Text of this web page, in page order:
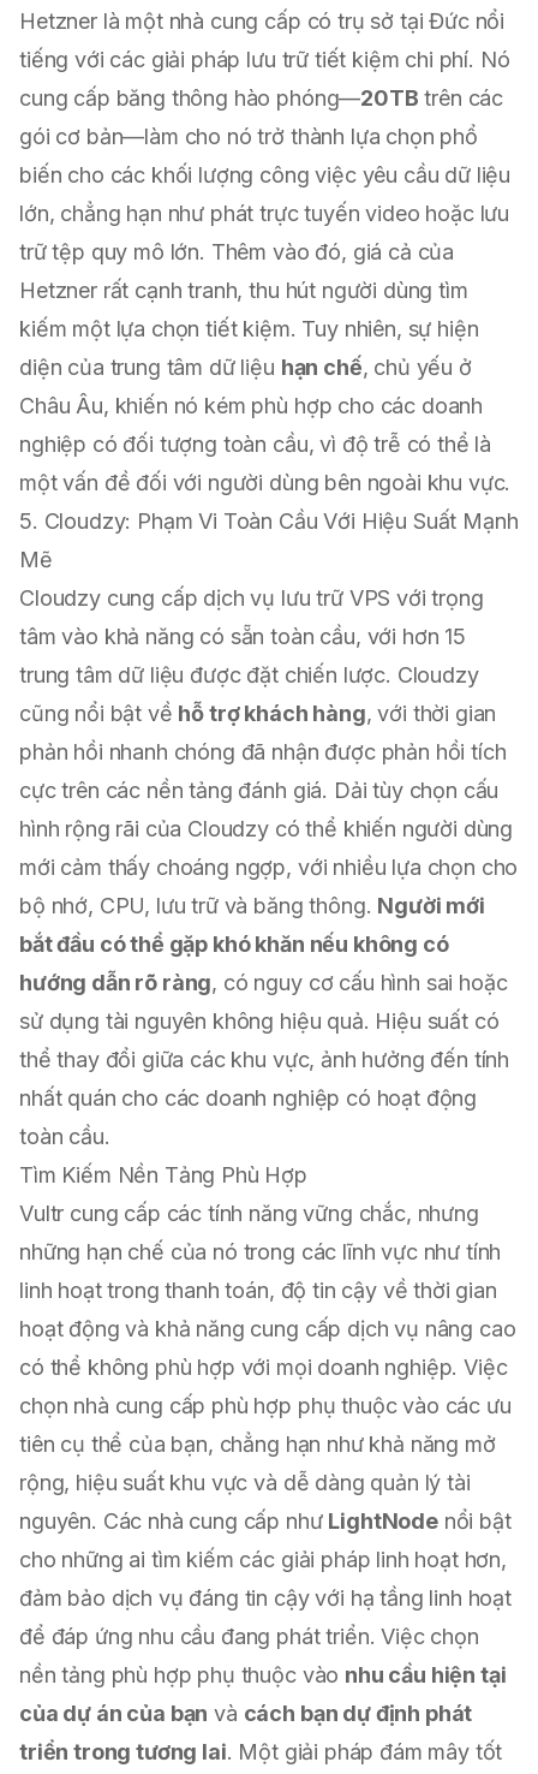
Hetzner là một nhà cung cấp có trụ sở tại Đức nổi
tiếng với các giải pháp lưu trữ tiết kiệm chi phí. Nó
cung cấp băng thông hào phóng—20TB trên các
gói cơ bản—làm cho nó trở thành lựa chọn phổ
biến cho các khối lượng công việc yêu cầu dữ liệu
lớn, chẳng hạn như phát trực tuyến video hoặc lưu
trữ tệp quy mô lớn. Thêm vào đó, giá cả của
Hetzner rất cạnh tranh, thu hút người dùng tìm
kiếm một lựa chọn tiết kiệm. Tuy nhiên, sự hiện
diện của trung tâm dữ liệu hạn chế, chủ yếu ở
Châu Âu, khiến nó kém phù hợp cho các doanh
nghiệp có đối tượng toàn cầu, vì độ trễ có thể là
một vấn đề đối với người dùng bên ngoài khu vực.
5. Cloudzy: Phạm Vi Toàn Cầu Với Hiệu Suất Mạnh
Mẽ
Cloudzy cung cấp dịch vụ lưu trữ VPS với trọng
tâm vào khả năng có sẵn toàn cầu, với hơn 15
trung tâm dữ liệu được đặt chiến lược. Cloudzy
cũng nổi bật về hỗ trợ khách hàng, với thời gian
phản hồi nhanh chóng đã nhận được phản hồi tích
cực trên các nền tảng đánh giá. Dải tùy chọn cấu
hình rộng rãi của Cloudzy có thể khiến người dùng
mới cảm thấy choáng ngợp, với nhiều lựa chọn cho
bộ nhớ, CPU, lưu trữ và băng thông. Người mới
bắt đầu có thể gặp khó khăn nếu không có
hướng dẫn rõ ràng, có nguy cơ cấu hình sai hoặc
sử dụng tài nguyên không hiệu quả. Hiệu suất có
thể thay đổi giữa các khu vực, ảnh hưởng đến tính
nhất quán cho các doanh nghiệp có hoạt động
toàn cầu.
Tìm Kiếm Nền Tảng Phù Hợp
Vultr cung cấp các tính năng vững chắc, nhưng
những hạn chế của nó trong các lĩnh vực như tính
linh hoạt trong thanh toán, độ tin cậy về thời gian
hoạt động và khả năng cung cấp dịch vụ nâng cao
có thể không phù hợp với mọi doanh nghiệp. Việc
chọn nhà cung cấp phù hợp phụ thuộc vào các ưu
tiên cụ thể của bạn, chẳng hạn như khả năng mở
rộng, hiệu suất khu vực và dễ dàng quản lý tài
nguyên. Các nhà cung cấp như LightNodenổi bật
cho những ai tìm kiếm các giải pháp linh hoạt hơn,
đảm bảo dịch vụ đáng tin cậy với hạ tầng linh hoạt
để đáp ứng nhu cầu đang phát triển. Việc chọn
nền tảng phù hợp phụ thuộc vào nhu cầu hiện tại
của dự án của bạn và cách bạn dự định phát
triển trong tương lai. Một giải pháp đám mây tốt